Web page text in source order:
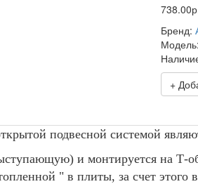
Бренд:
Модель:
+
подвесной системой
и монтируется на Т-
" в плиты, за счет